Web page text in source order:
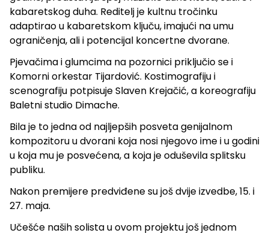
kabaretskog duha. Reditelj je kultnu tročinku
adaptirao u kabaretskom ključu, imajući na umu
ograničenja, ali i potencijal koncertne dvorane.
Pjevačima i glumcima na pozornici priključio se i
Komorni orkestar Tijardović. Kostimografiju i
scenografiju potpisuje Slaven Krejačić, a koreografiju
Baletni studio Dimache.
Bila je to jedna od najljepših posveta genijalnom
kompozitoru u dvorani koja nosi njegovo ime i u godini
u koja mu je posvećena, a koja je oduševila splitsku
publiku.
Nakon premijere predviđene su još dvije izvedbe, 15. i
27. maja.
Učešće naših solista u ovom projektu još jednom